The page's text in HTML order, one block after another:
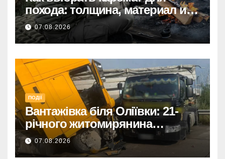
похода: толщина, материал и
размер
07.08.2026
ПОДІЇ
Вантажівка біля Оліївки: 21-
річного житомирянина
травмовано
07.08.2026